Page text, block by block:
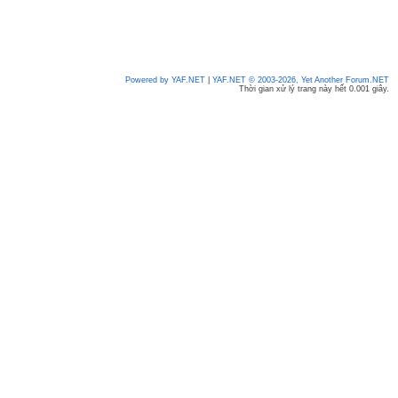
Powered by YAF.NET
YAF.NET © 2003-2026, Yet Another Forum.NET
Thời gian xử lý trang này hết 0.001 giây.